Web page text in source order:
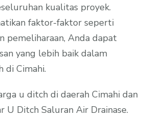
kualitas proyek.
faktor-faktor seperti
pemeliharaan, Anda dapat
yang lebih baik dalam
di Cimahi.
u ditch di daerah Cimahi dan
U Ditch Saluran Air Drainase.